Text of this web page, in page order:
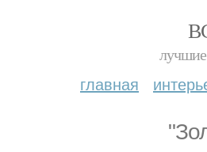
лучшие
главная